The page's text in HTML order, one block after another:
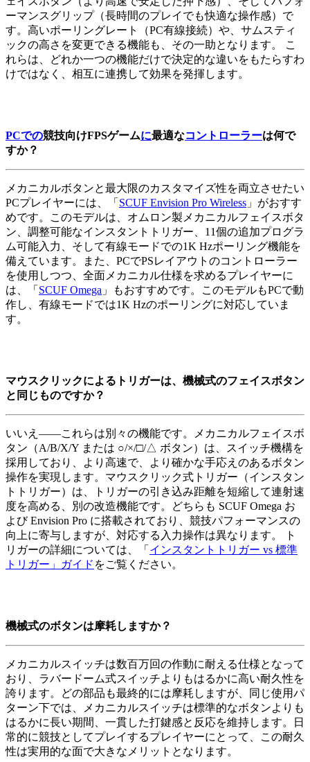
ーマンスグリップ（長時間のプレイでも快適な操作感）で
す。高いポーリングレート（PC有線接続）や、サムスティ
ックの高さを変更できる機能も、その一助となります。 こ
れらは、どれか一つの機能だけで決定的な違いをもたらすわ
けではなく、相互に連携して効果を発揮します。
PCでの競技向けFPSゲームに最適なコントローラーは何で
すか？
メカニカルボタンと最大限のカスタマイズ性を両立させたい
PCプレイヤーには、「 SCUF Envision Pro Wireless 」がおすす
めです。このモデルは、オムロン製メカニカルフェイスボタ
ン、調整可能なインスタントトリガー、11個の追加プログラ
ム可能入力、そして有線モードでの1K Hzポーリング機能を
備えています。また、PCでPSレイアウトのコントローラー
を使用しつつ、全面メカニカル仕様を求めるプレイヤーに
は、「 SCUF Omega 」もおすすめです。このモデルもPCで動
作し、有線モードでは1K Hzのポーリングに対応していま
す。
マウスクリックによるトリガーは、機械式のフェイスボタン
と同じものですか？
いいえ――これらは別々の機能です。メカニカルフェイスボ
タン（A/B/X/Y または ○/×/□/△ ボタン）は、スイッチ機構を
採用しており、より高速で、より確かな手応えのあるボタン
操作を実現します。マウスクリック式トリガー（インスタン
トトリガー）は、トリガーの引き込み距離を短縮して連射速
度を高める、別の改造機能です。どちらも SCUF Omega お
よび Envision Pro に搭載されており、競技パフォーマンスの
向上に寄与しますが、対応する入力操作は異なります。 ト
リガーの詳細については、「 インスタントトリガー vs 標準
トリガー」ガイド をご覧ください。
機械式のボタンは摩耗しますか？
メカニカルスイッチは数百万回の作動に耐える仕様となって
おり、ラバードーム式スイッチよりもはるかに高い耐久性を
誇ります。どの部品も最終的には摩耗しますが、同じ使用パ
ターン下では、メカニカルスイッチは標準的なボタンよりも
はるかに長い期間、一貫した打鍵感と反応を維持します。日
常的に競技としてプレイするプレイヤーにとって、この耐久
性は実用的な面で大きなメリットとなります。